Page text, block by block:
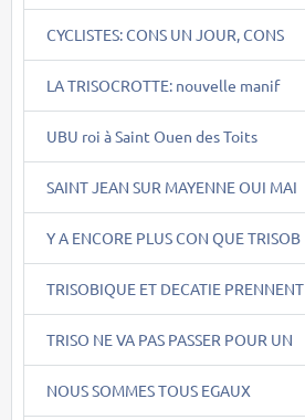
CYCLISTES: CONS UN JOUR, CONS
LA TRISOCROTTE: nouvelle manif
UBU roi à Saint Ouen des Toits
SAINT JEAN SUR MAYENNE OUI MAI
Y A ENCORE PLUS CON QUE TRISOB
TRISOBIQUE ET DECATIE PRENNENT
TRISO NE VA PAS PASSER POUR UN
NOUS SOMMES TOUS EGAUX